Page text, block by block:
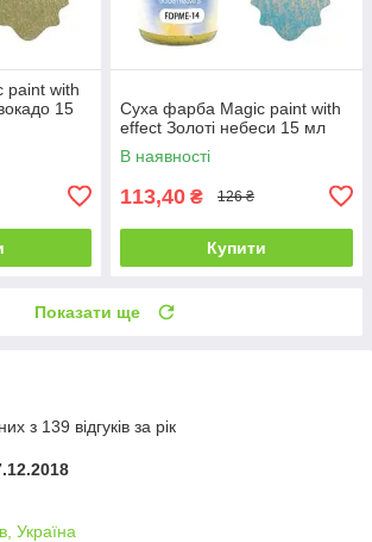
paint with
15
Суха фарба Magic paint with
effect Золоті небеси 15 мл
В наявності
113,40 ₴ 126 ₴
Купити
Показати ще
з 139 відгуків за рік
Україна